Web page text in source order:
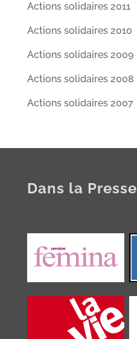
Actions solidaires 2011
Actions solidaires 2010
Actions solidaires 2009
Actions solidaires 2008
Actions solidaires 2007
Dans la Presse